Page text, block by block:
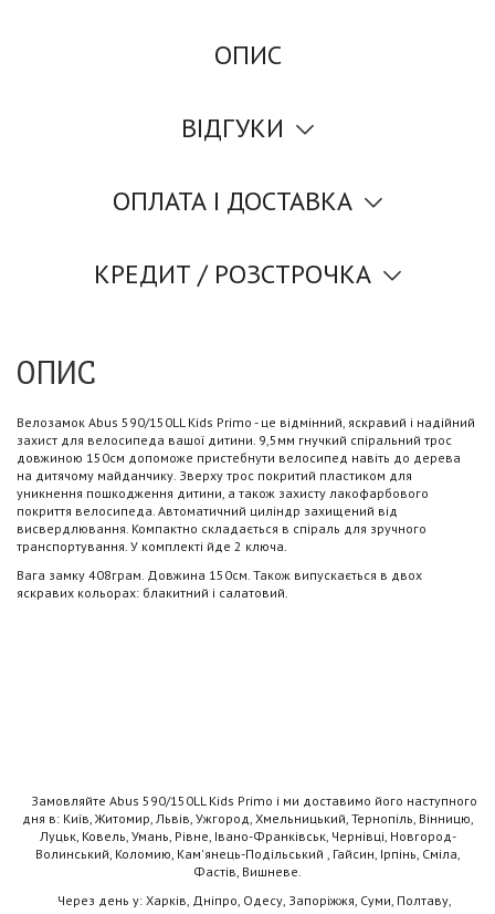
ОПИС
ВІДГУКИ
ОПЛАТА І ДОСТАВКА
КРЕДИТ / РОЗСТРОЧКА
ОПИС
Велозамок Abus 590/150LL Kids Primo - це відмінний, яскравий і надійний
захист для велосипеда вашої дитини. 9,5мм гнучкий спіральний трос
довжиною 150см допоможе пристебнути велосипед навіть до дерева
на дитячому майданчику. Зверху трос покритий пластиком для
уникнення пошкодження дитини, а також захисту лакофарбового
покриття велосипеда. Автоматичний циліндр захищений від
висвердлювання. Компактно складається в спіраль для зручного
транспортування. У комплекті йде 2 ключа.
Вага замку 408грам. Довжина 150см. Також випускається в двох
яскравих кольорах: блакитний і салатовий.
Замовляйте Abus 590/150LL Kids Primo і ми доставимо його наступного
дня в: Київ, Житомир, Львів, Ужгород, Хмельницький, Тернопіль, Вінницю,
Луцьк, Ковель, Умань, Рівне, Івано-Франківськ, Чернівці, Новгород-
Волинський, Коломию, Кам'янець-Подільський , Гайсин, Ірпінь, Сміла,
Фастів, Вишневе.
Через день у: Харків, Дніпро, Одесу, Запоріжжя, Суми, Полтаву,